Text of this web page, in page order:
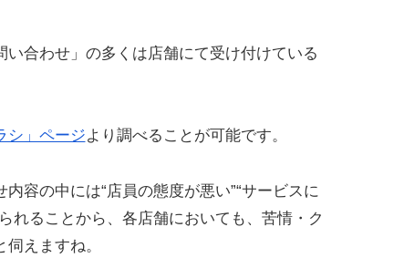
合わせ」の多くは店舗にて受け付けている
シ」ページより調べることが可能です。
容の中には“店員の態度が悪い”“サービスに
れることから、各店舗においても、苦情・ク
えますね。